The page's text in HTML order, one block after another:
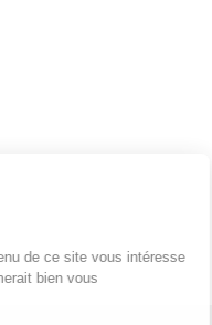
de
vous accompagner pendant